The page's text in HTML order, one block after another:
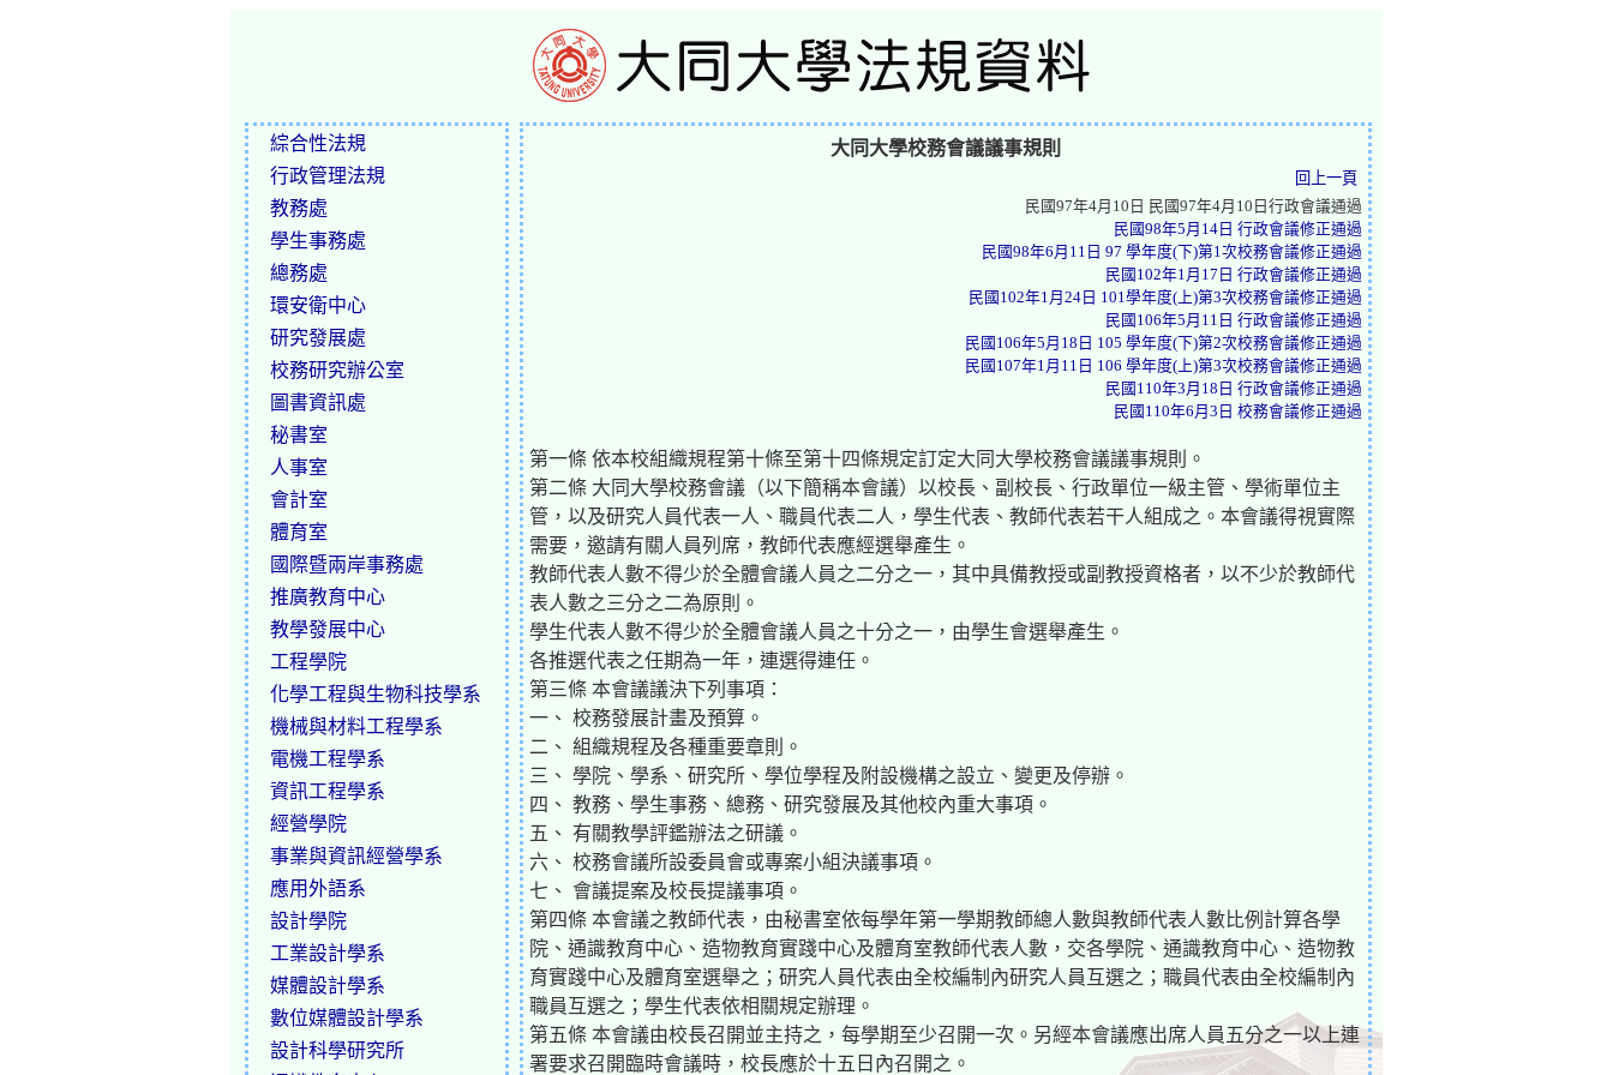
綜合性法規
行政管理法規
教務處
學生事務處
總務處
環安衛中心
研究發展處
校務研究辦公室
圖書資訊處
秘書室
人事室
會計室
體育室
國際暨兩岸事務處
推廣教育中心
教學發展中心
工程學院
化學工程與生物科技學系
機械與材料工程學系
電機工程學系
資訊工程學系
經營學院
事業與資訊經營學系
應用外語系
設計學院
工業設計學系
媒體設計學系
數位媒體設計學系
設計科學研究所
大同大學校務會議議事規則
回上一頁
民國97年4月10日 民國97年4月10日行政會議通過
民國98年5月14日 行政會議修正通過
民國98年6月11日 97 學年度(下)第1次校務會議修正通過
民國102年1月17日 行政會議修正通過
民國102年1月24日 101學年度(上)第3次校務會議修正通過
民國106年5月11日 行政會議修正通過
民國106年5月18日 105 學年度(下)第2次校務會議修正通過
民國107年1月11日 106 學年度(上)第3次校務會議修正通過
民國110年3月18日 行政會議修正通過
民國110年6月3日 校務會議修正通過
第一條 依本校組織規程第十條至第十四條規定訂定大同大學校務會議議事規則。
第二條 大同大學校務會議（以下簡稱本會議）以校長、副校長、行政單位一級主管、學術單位主
管，以及研究人員代表一人、職員代表二人，學生代表、教師代表若干人組成之。本會議得視實際
需要，邀請有關人員列席，教師代表應經選舉產生。
教師代表人數不得少於全體會議人員之二分之一，其中具備教授或副教授資格者，以不少於教師代
表人數之三分之二為原則。
學生代表人數不得少於全體會議人員之十分之一，由學生會選舉產生。
各推選代表之任期為一年，連選得連任。
第三條 本會議議決下列事項：
一、 校務發展計畫及預算。
二、 組織規程及各種重要章則。
三、 學院、學系、研究所、學位學程及附設機構之設立、變更及停辦。
四、 教務、學生事務、總務、研究發展及其他校內重大事項。
五、 有關教學評鑑辦法之研議。
六、 校務會議所設委員會或專案小組決議事項。
七、 會議提案及校長提議事項。
第四條 本會議之教師代表，由秘書室依每學年第一學期教師總人數與教師代表人數比例計算各學
院、通識教育中心、造物教育實踐中心及體育室教師代表人數，交各學院、通識教育中心、造物教
育實踐中心及體育室選舉之；研究人員代表由全校編制內研究人員互選之；職員代表由全校編制內
職員互選之；學生代表依相關規定辦理。
第五條 本會議由校長召開並主持之，每學期至少召開一次。另經本會議應出席人員五分之一以上連
署要求召開臨時會議時，校長應於十五日內召開之。